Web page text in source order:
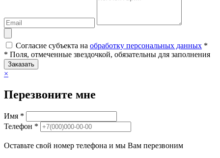
Согласие субъекта на обработку персональных данных *
* Поля, отмеченные звездочкой, обязательны для заполнения
Заказать
×
Перезвоните мне
Имя *
Телефон *
Оставьте свой номер телефона и мы Вам перезвоним